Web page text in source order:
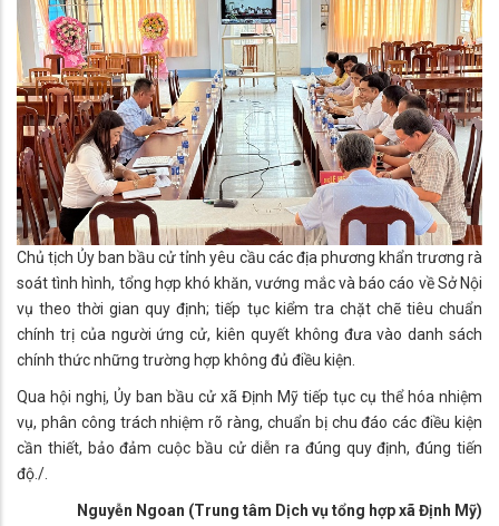
Chủ tịch Ủy ban bầu cử tỉnh yêu cầu các địa phương khẩn trương rà
soát tình hình, tổng hợp khó khăn, vướng mắc và báo cáo về Sở Nội
vụ theo thời gian quy định; tiếp tục kiểm tra chặt chẽ tiêu chuẩn
chính trị của người ứng cử, kiên quyết không đưa vào danh sách
chính thức những trường hợp không đủ điều kiện.
Qua hội nghị, Ủy ban bầu cử xã Định Mỹ tiếp tục cụ thể hóa nhiệm
vụ, phân công trách nhiệm rõ ràng, chuẩn bị chu đáo các điều kiện
cần thiết, bảo đảm cuộc bầu cử diễn ra đúng quy định, đúng tiến
độ./.
Nguyễn Ngoan (Trung tâm Dịch vụ tổng hợp xã Định Mỹ)